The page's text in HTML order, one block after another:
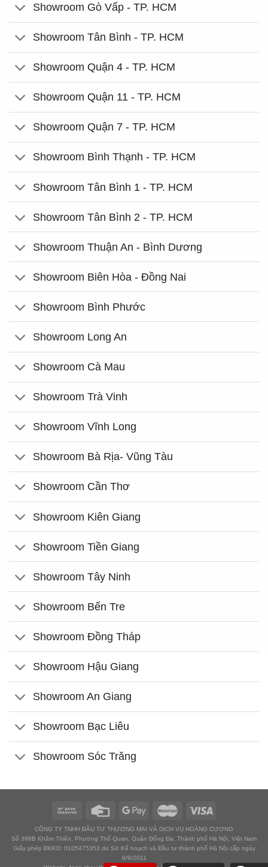
Showroom Gò Vấp - TP. HCM
Showroom Tân Bình - TP. HCM
Showroom Quận 4 - TP. HCM
Showroom Quận 11 - TP. HCM
Showroom Quận 7 - TP. HCM
Showroom Bình Thạnh - TP. HCM
Showroom Tân Bình 1 - TP. HCM
Showroom Tân Bình 2 - TP. HCM
Showroom Thuận An - Bình Dương
Showroom Biên Hòa - Đồng Nai
Showroom Bình Phước
Showroom Long An
Showroom Cà Mau
Showroom Trà Vinh
Showroom Vĩnh Long
Showroom Bà Rịa- Vũng Tàu
Showroom Cần Thơ
Showroom Kiên Giang
Showroom Tiền Giang
Showroom Tây Ninh
Showroom Bến Tre
Showroom Đồng Tháp
Showroom Hậu Giang
Showroom An Giang
Showroom Bạc Liêu
Showroom Sóc Trăng
CÔNG TY TNHH ĐẦU TƯ THƯƠNG MẠI VÀ DỊCH VỤ HOÀNG CƯƠNG
Số 398B Khâm Thiên, Phường Thổ Quan, Quận Đống Đa, Thành phố Hà Nội, Việt Nam
Giấy phép ĐKKD: 0105475353 do Sở Kế hoạch và Đầu tư thành phố Hà Nội cấp ngày
8/9/2011